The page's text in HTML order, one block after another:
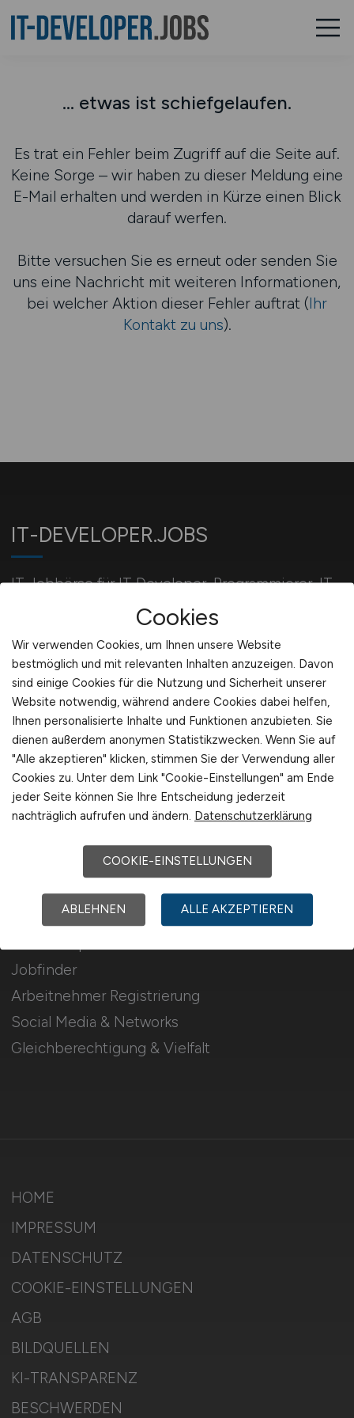
... etwas ist schiefgelaufen.
Es trat ein Fehler beim Zugriff auf die Seite auf.
Keine Sorge – wir haben zu dieser Meldung eine
E-Mail erhalten und werden in Kürze einen Blick
darauf werfen.
Bitte versuchen Sie es erneut oder senden Sie
uns eine Nachricht mit weiteren Informationen,
bei welcher Aktion dieser Fehler auftrat (Ihr
Kontakt zu uns).
IT-DEVELOPER.JOBS
IT Jobbörse für IT Developer, Programmierer, IT
Entwickler und Wirtschaftsinformatiker.
Für Arbeitnehmer
Jobfinder
Arbeitnehmer Registrierung
Social Media & Networks
Gleichberechtigung & Vielfalt
Für Arbeitgeber
Stellenanzeigen schalten
Mediadaten & Konditionen
Arbeitgeber Seite
Arbeitgeber Kontakt
Karrierenetzwerk
HOME
IMPRESSUM
DATENSCHUTZ
COOKIE-EINSTELLUNGEN
AGB
BILDQUELLEN
KI-TRANSPARENZ
BESCHWERDEN
Cookies
Wir verwenden Cookies, um Ihnen unsere Website
bestmöglich und mit relevanten Inhalten anzuzeigen. Davon
sind einige Cookies für die Nutzung und Sicherheit unserer
Website notwendig, während andere Cookies dabei helfen,
Ihnen personalisierte Inhalte und Funktionen anzubieten. Sie
dienen außerdem anonymen Statistikzwecken. Wenn Sie auf
"Alle akzeptieren" klicken, stimmen Sie der Verwendung aller
Cookies zu. Unter dem Link "Cookie-Einstellungen" am Ende
jeder Seite können Sie Ihre Entscheidung jederzeit
nachträglich aufrufen und ändern. Datenschutzerklärung
COOKIE-EINSTELLUNGEN
ABLEHNEN ALLE AKZEPTIEREN